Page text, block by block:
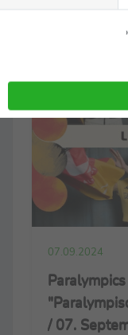
07.09.2024
/ 07.